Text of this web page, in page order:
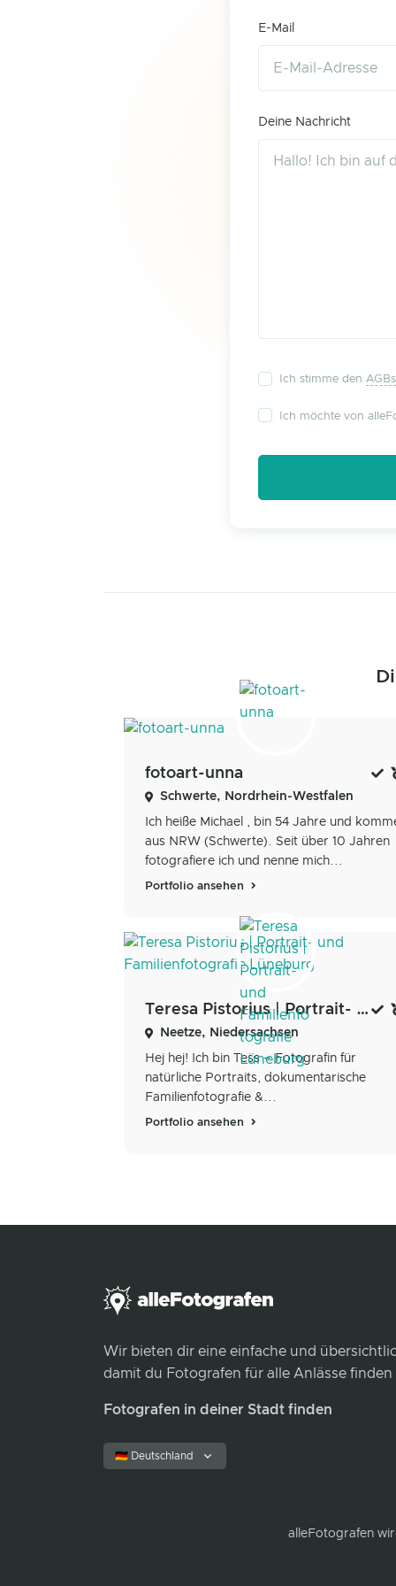
E-Mail
Deine Nachricht
Ich stimme den AGBs
Ich möchte von
fotoart-unna
Schwerte, Nordrhein-Westfalen
Ich heiße Michael , bin 54 Jahre und
aus NRW (Schwerte). Seit über 10 Jahren
fotografiere ich und nenne mich...
Portfolio ansehen
Teresa Pistorius | Portrait- und Familienfotografie Lüneburg
Neetze, Niedersachsen
Hej hej! Ich bin Tess – Fotografin für
natürliche Portraits, dokumentarische
Familienfotografie &...
Portfolio ansehen
Wir bieten dir eine einfache und
damit du Fotografen für alle Anlässe
Fotografen in deiner Stadt finden
🇩🇪 Deutschland
alleFotografen